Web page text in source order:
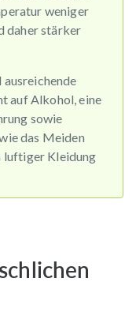
weniger
daher stärker
auf Alkohol, eine
sowie
das Meiden
luftiger Kleidung